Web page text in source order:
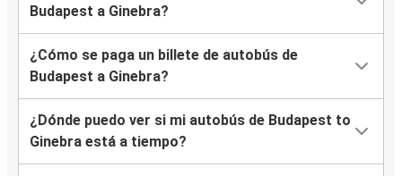
Budapest a Ginebra?
¿Cómo se paga un billete de autobús de
Budapest a Ginebra?
¿Dónde puedo ver si mi autobús de Budapest to
Ginebra está a tiempo?